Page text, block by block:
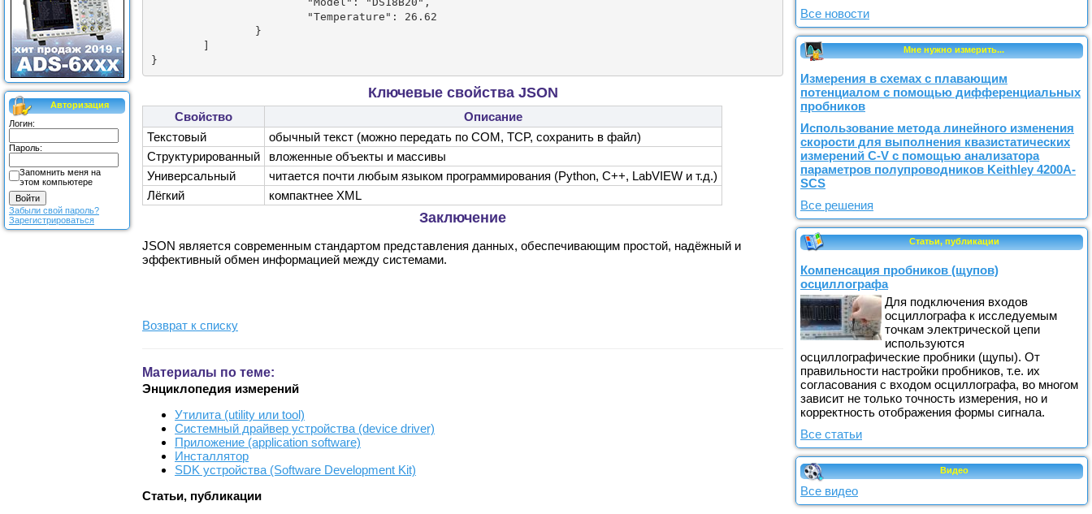
Авторизация
Логин:
Пароль:
Запомнить меня на
этом компьютере
Забыли свой пароль?
Зарегистрироваться
Ключевые свойства JSON
Свойство
Описание
Текстовый
обычный текст (можно передать по COM, TCP, сохранить в файл)
Структурированный
вложенные объекты и массивы
Универсальный
читается почти любым языком программирования (Python, C++, LabVIEW и т.д.)
Лёгкий
компактнее XML
Заключение
JSON является современным стандартом представления данных, обеспечивающим простой, надёжный и
эффективный обмен информацией между системами.
Возврат к списку
Материалы по теме:
Энциклопедия измерений
Утилита (utility или tool)
Системный драйвер устройства (device driver)
Приложение (application software)
Инсталлятор
SDK устройства (Software Development Kit)
Статьи, публикации
Все новости
Мне нужно измерить...
Измерения в схемах с плавающим
потенциалом с помощью дифференциальных
пробников
Использование метода линейного изменения
скорости для выполнения квазистатических
измерений C-V с помощью анализатора
параметров полупроводников Keithley 4200A-
SCS
Все решения
Статьи, публикации
Компенсация пробников (щупов)
осциллографа
Для подключения входов
осциллографа к исследуемым
точкам электрической цепи
используются
осциллографические пробники (щупы). От
правильности настройки пробников, т.е. их
согласования с входом осциллографа, во многом
зависит не только точность измерения, но и
корректность отображения формы сигнала.
Все статьи
Видео
Все видео